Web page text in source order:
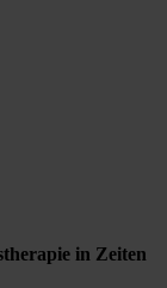
in Zeiten